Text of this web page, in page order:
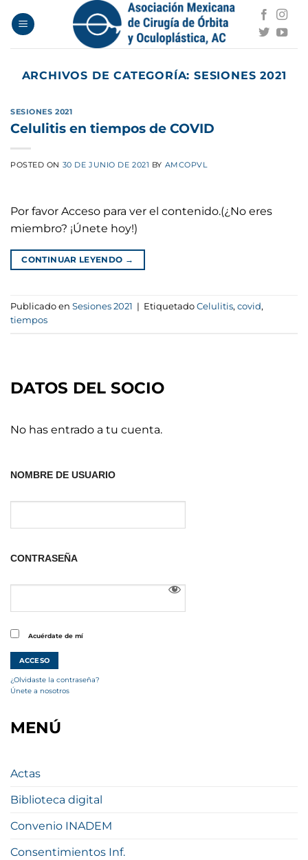
ARCHIVOS DE CATEGORÍA: SESIONES 2021
SESIONES 2021
Celulitis en tiempos de COVID
POSTED ON 30 DE JUNIO DE 2021 BY AMCOPVL
Por favor Acceso para ver el contenido.(¿No eres
miembro? ¡Únete hoy!)
CONTINUAR LEYENDO →
Publicado en Sesiones 2021 | Etiquetado Celulitis, covid,
tiempos
DATOS DEL SOCIO
No has entrado a tu cuenta.
NOMBRE DE USUARIO
CONTRASEÑA
Acuérdate de mí
¿Olvidaste la contraseña?
Únete a nosotros
MENÚ
Actas
Biblioteca digital
Convenio INADEM
Consentimientos Inf.